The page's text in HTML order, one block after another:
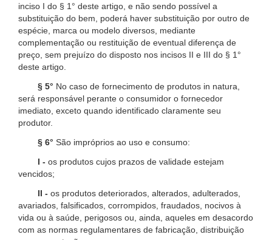
inciso I do § 1° deste artigo, e não sendo possível a
substituição do bem, poderá haver substituição por outro de
espécie, marca ou modelo diversos, mediante
complementação ou restituição de eventual diferença de
preço, sem prejuízo do disposto nos incisos II e III do § 1°
deste artigo.
§ 5° No caso de fornecimento de produtos in natura,
será responsável perante o consumidor o fornecedor
imediato, exceto quando identificado claramente seu
produtor.
§ 6° São impróprios ao uso e consumo:
I - os produtos cujos prazos de validade estejam
vencidos;
II - os produtos deteriorados, alterados, adulterados,
avariados, falsificados, corrompidos, fraudados, nocivos à
vida ou à saúde, perigosos ou, ainda, aqueles em desacordo
com as normas regulamentares de fabricação, distribuição